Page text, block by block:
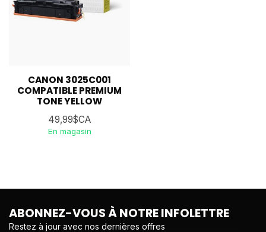
CANON 3025C001
COMPATIBLE PREMIUM
TONE YELLOW
49,99$CA
En magasin
ABONNEZ-VOUS À NOTRE INFOLETTRE
Restez à jour avec nos dernières offres